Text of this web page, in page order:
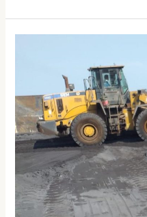
Wheel
Loader,
Komponen,
dan
Fungsinya